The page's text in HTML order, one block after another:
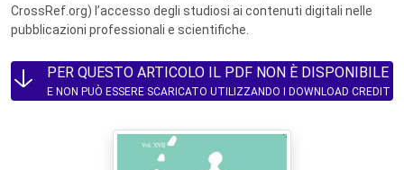
CrossRef.org) l’accesso degli studiosi ai contenuti digitali nelle
pubblicazioni professionali e scientifiche.
PER QUESTO ARTICOLO IL PDF NON È DISPONIBILE
E NON PUÒ ESSERE SCARICATO UTILIZZANDO I DOWNLOAD CREDIT